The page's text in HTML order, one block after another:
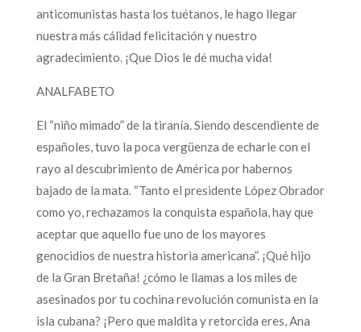
anticomunistas hasta los tuétanos, le hago llegar
nuestra más cálidad felicitación y nuestro
agradecimiento. ¡Que Dios le dé mucha vida!
ANALFABETO
El “niño mimado” de la tiranía. Siendo descendiente de
españoles, tuvo la poca vergüenza de echarle con el
rayo al descubrimiento de América por habernos
bajado de la mata. “Tanto el presidente López Obrador
como yo, rechazamos la conquista española, hay que
aceptar que aquello fue uno de los mayores
genocidios de nuestra historia americana”. ¡Qué hijo
de la Gran Bretaña! ¿cómo le llamas a los miles de
asesinados por tu cochina revolución comunista en la
isla cubana? ¡Pero que maldita y retorcida eres, Ana